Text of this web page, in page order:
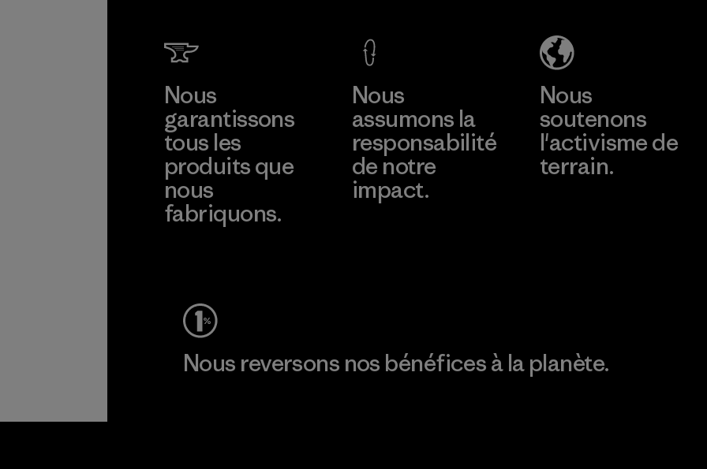
En savoir plus
Nous
garantissons
tous les
produits que
nous
fabriquons.
Nous
assumons la
responsabilité
de notre
impact.
Nous
soutenons
l'activisme de
terrain.
Nous reversons nos bénéfices à la planète.